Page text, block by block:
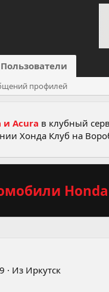
Пользователи
профилей
и Acura в клубный
Хонда Клуб на
· Из Иркутск